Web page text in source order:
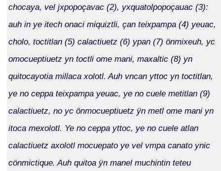
chocaya, vel jxpopoçavac (2), yxquatolpopoçauac (3):
auh in ye itech onaci miquiztli, çan teixpampa (4) yeuac,
cholo, toctitlan (5) calactiuetz (6) ypan (7) önmixeuh, yc
omocueptiuetz yn toctli ome mani, maxaltic (8) yn
quitocayotia millaca xolotl. Auh vncan yttoc yn toctitlan,
ye no ceppa teixpampa yeuac, ye no cuele metitlan (9)
calactiuetz, no yc önmocueptiuetz ÿn metl ome mani yn
itoca mexolotl. Ye no ceppa yttoc, ye no cuele atlan
calactiuetz axolotl mocuepato ye vel vmpa canato ynic
cönmictique. Auh quitoa ÿn manel muchintin teteu